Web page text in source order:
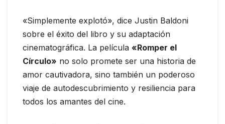
«Simplemente explotó», dice Justin Baldoni
sobre el éxito del libro y su adaptación
cinematográfica. La película «Romper el
Círculo» no solo promete ser una historia de
amor cautivadora, sino también un poderoso
viaje de autodescubrimiento y resiliencia para
todos los amantes del cine.